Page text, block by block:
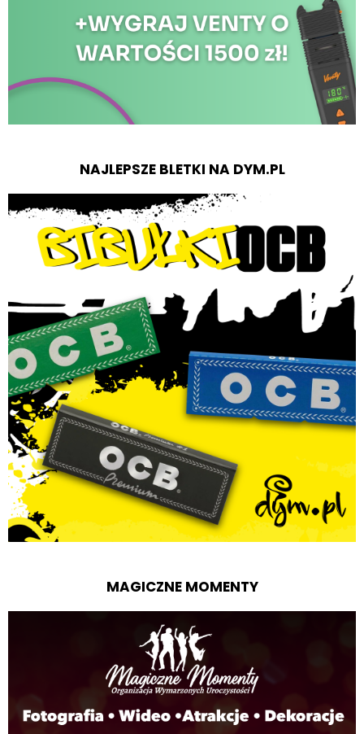
NAJLEPSZE BLETKI NA DYM.PL
MAGICZNE MOMENTY